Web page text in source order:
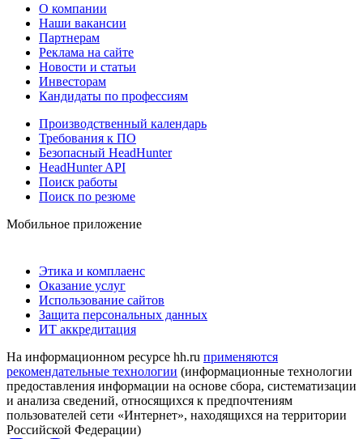
О компании
Наши вакансии
Партнерам
Реклама на сайте
Новости и статьи
Инвесторам
Кандидаты по профессиям
Производственный календарь
Требования к ПО
Безопасный HeadHunter
HeadHunter API
Поиск работы
Поиск по резюме
Мобильное приложение
Этика и комплаенс
Оказание услуг
Использование сайтов
Защита персональных данных
ИТ аккредитация
На информационном ресурсе hh.ru применяются
рекомендательные технологии (информационные технологии
предоставления информации на основе сбора, систематизации
и анализа сведений, относящихся к предпочтениям
пользователей сети «Интернет», находящихся на территории
Российской Федерации)